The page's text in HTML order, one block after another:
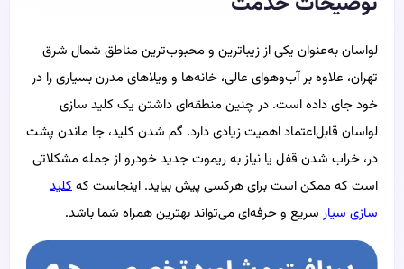
لواسان به‌عنوان یکی از زیباترین و محبوب‌ترین مناطق شمال شرق
تهران، علاوه بر آب‌وهوای عالی، خانه‌ها و ویلاهای مدرن بسیاری را در
خود جای داده است. در چنین منطقه‌ای داشتن یک کلید سازی
لواسان قابل‌اعتماد اهمیت زیادی دارد. گم شدن کلید، جا ماندن پشت
در، خراب شدن قفل یا نیاز به ریموت جدید خودرو از جمله مشکلاتی
است که ممکن است برای هرکسی پیش بیاید. اینجاست کهکلید
سازی سیار سریع و حرفه‌ای می‌تواند بهترین همراه شما باشد.